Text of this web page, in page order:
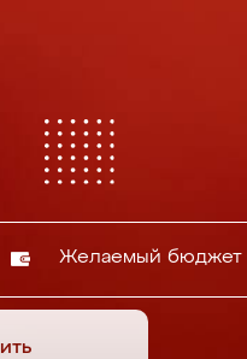
Желаемый бюджет